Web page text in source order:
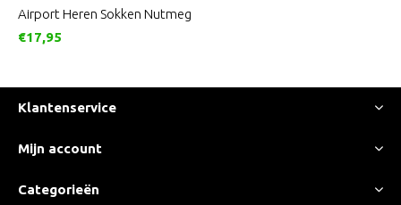
Airport Heren Sokken Nutmeg
€17,95
Klantenservice
Mijn account
Categorieën